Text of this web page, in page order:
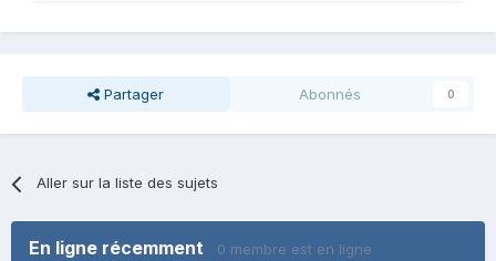
Partager Abonnés 0
Aller sur la liste des sujets
En ligne récemment 0 membre est en ligne